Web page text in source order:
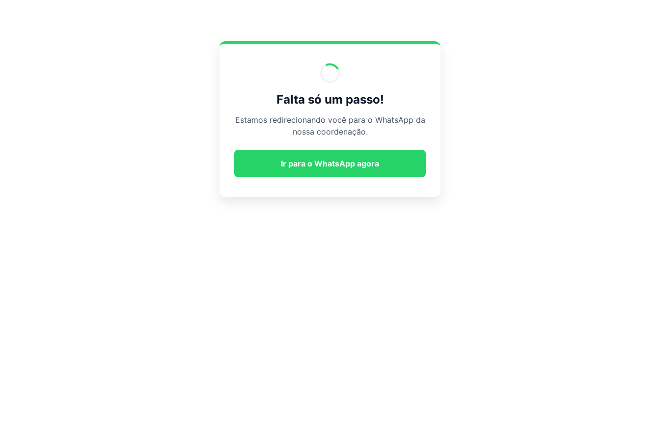
Falta só um passo!
Estamos redirecionando você para o WhatsApp da
nossa coordenação.
Ir para o WhatsApp agora